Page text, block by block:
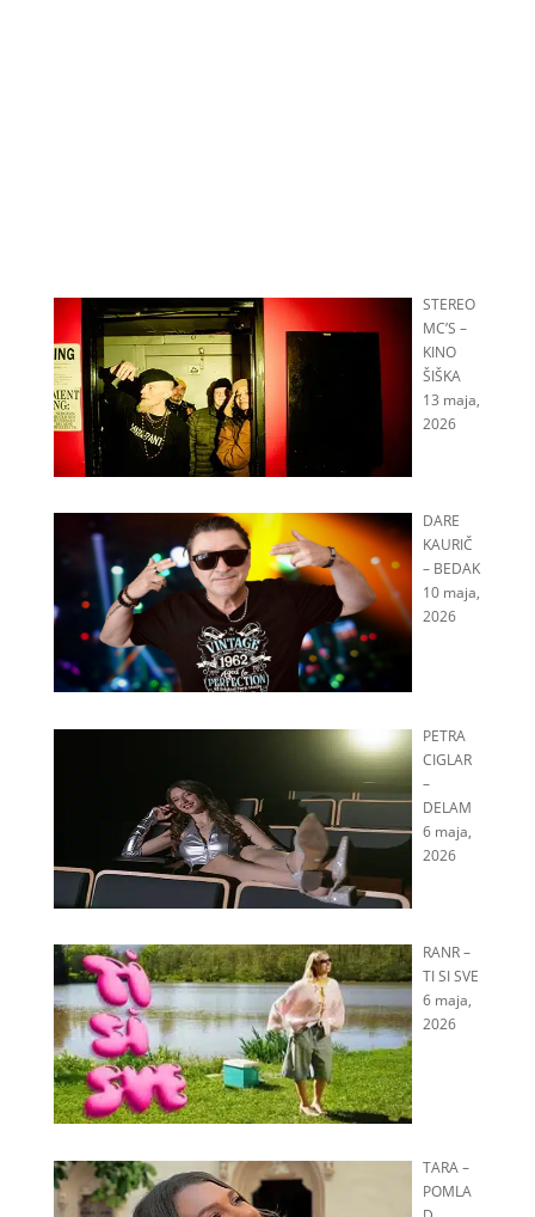
STEREO
MC’S –
KINO
ŠIŠKA
13 maja,
2026
DARE
KAURIČ
– BEDAK
10 maja,
2026
PETRA
CIGLAR
–
DELAM
6 maja,
2026
RANR –
TI SI SVE
6 maja,
2026
TARA –
POMLA